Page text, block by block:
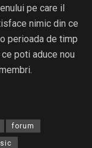
pe care il
nimic din ce
perioada de timp
poti aduce nou
forum